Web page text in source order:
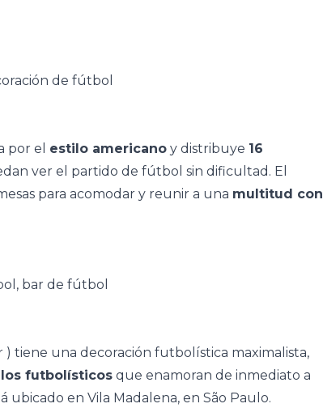
por el estilo americano y distribuye 16
ver el partido de fútbol sin dificultad. El
para acomodar y reunir a una multitud con
) tiene una decoración futbolística maximalista,
futbolísticos que enamoran de inmediato a
ubicado en Vila Madalena, en São Paulo.